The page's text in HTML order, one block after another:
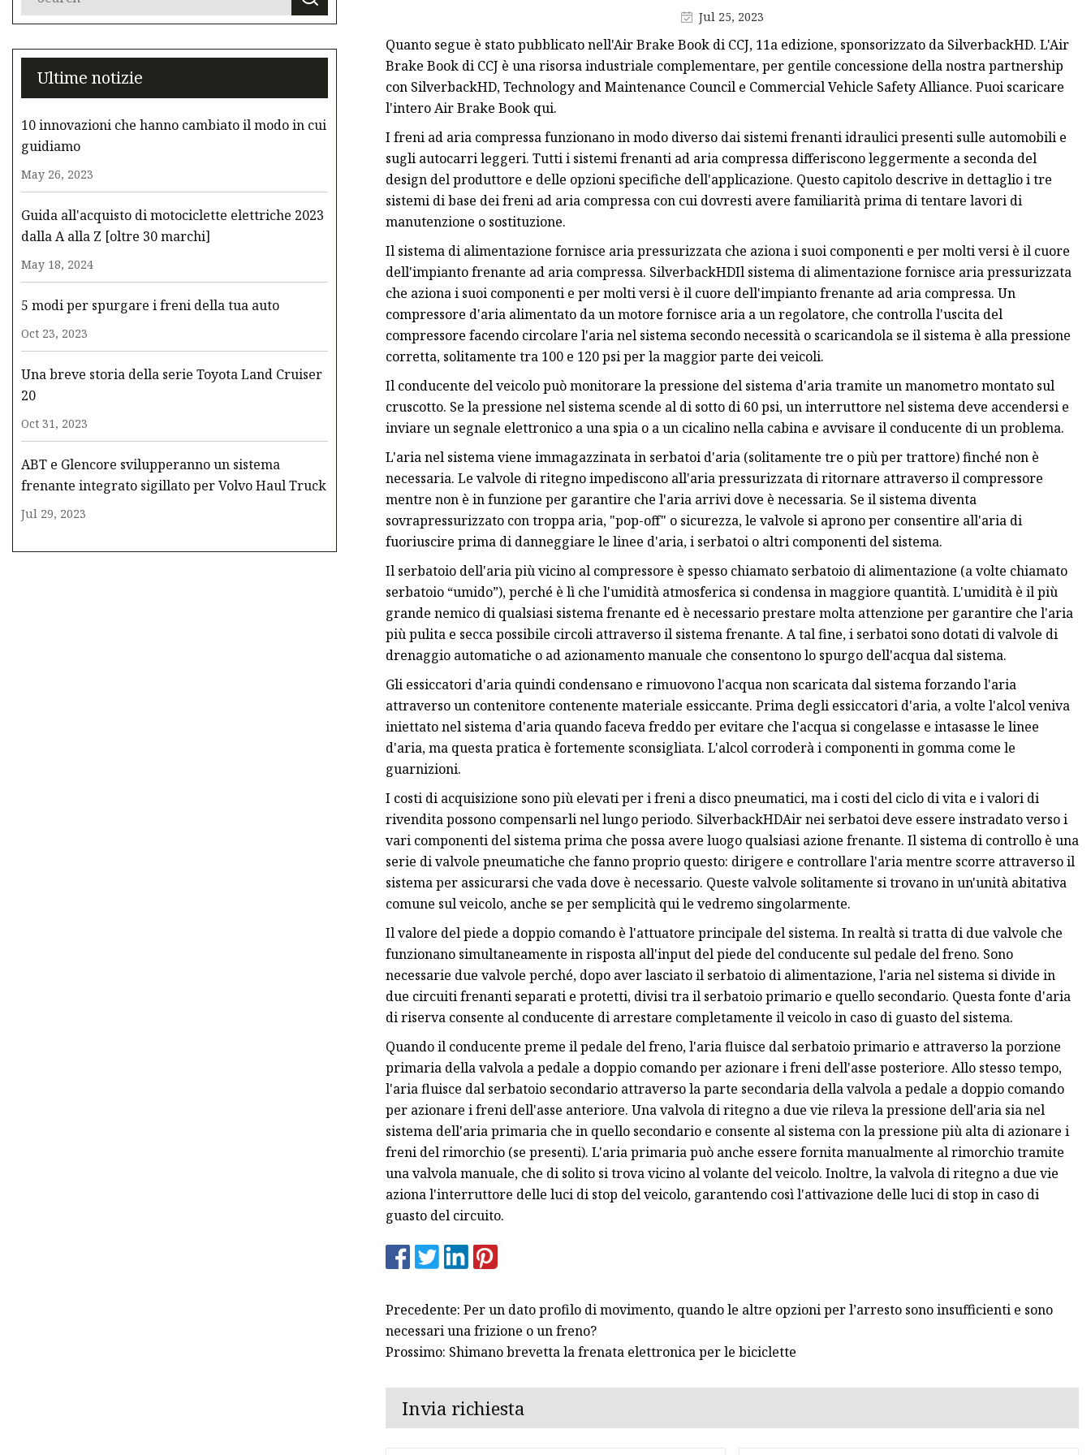
Propulsore elettroidraulico
Freni a tamburo pneumatici
Freni a tamburo azionati a pedale
Ultime notizie
10 innovazioni che hanno cambiato il modo in cui
guidiamo
May 26, 2023
Guida all'acquisto di motociclette elettriche 2023
dalla A alla Z [oltre 30 marchi]
May 18, 2024
5 modi per spurgare i freni della tua auto
Oct 23, 2023
Una breve storia della serie Toyota Land Cruiser
20
Oct 31, 2023
ABT e Glencore svilupperanno un sistema
frenante integrato sigillato per Volvo Haul Truck
Jul 29, 2023
Jul 25, 2023
Quanto segue è stato pubblicato nell'Air Brake Book di CCJ, 11a edizione, sponsorizzato da SilverbackHD. L'Air
Brake Book di CCJ è una risorsa industriale complementare, per gentile concessione della nostra partnership
con SilverbackHD, Technology and Maintenance Council e Commercial Vehicle Safety Alliance. Puoi scaricare
l'intero Air Brake Book qui.
I freni ad aria compressa funzionano in modo diverso dai sistemi frenanti idraulici presenti sulle automobili e
sugli autocarri leggeri. Tutti i sistemi frenanti ad aria compressa differiscono leggermente a seconda del
design del produttore e delle opzioni specifiche dell'applicazione. Questo capitolo descrive in dettaglio i tre
sistemi di base dei freni ad aria compressa con cui dovresti avere familiarità prima di tentare lavori di
manutenzione o sostituzione.
Il sistema di alimentazione fornisce aria pressurizzata che aziona i suoi componenti e per molti versi è il cuore
dell'impianto frenante ad aria compressa. SilverbackHDIl sistema di alimentazione fornisce aria pressurizzata
che aziona i suoi componenti e per molti versi è il cuore dell'impianto frenante ad aria compressa. Un
compressore d'aria alimentato da un motore fornisce aria a un regolatore, che controlla l'uscita del
compressore facendo circolare l'aria nel sistema secondo necessità o scaricandola se il sistema è alla pressione
corretta, solitamente tra 100 e 120 psi per la maggior parte dei veicoli.
Il conducente del veicolo può monitorare la pressione del sistema d'aria tramite un manometro montato sul
cruscotto. Se la pressione nel sistema scende al di sotto di 60 psi, un interruttore nel sistema deve accendersi e
inviare un segnale elettronico a una spia o a un cicalino nella cabina e avvisare il conducente di un problema.
L'aria nel sistema viene immagazzinata in serbatoi d'aria (solitamente tre o più per trattore) finché non è
necessaria. Le valvole di ritegno impediscono all'aria pressurizzata di ritornare attraverso il compressore
mentre non è in funzione per garantire che l'aria arrivi dove è necessaria. Se il sistema diventa
sovrapressurizzato con troppa aria, "pop-off" o sicurezza, le valvole si aprono per consentire all'aria di
fuoriuscire prima di danneggiare le linee d'aria, i serbatoi o altri componenti del sistema.
Il serbatoio dell'aria più vicino al compressore è spesso chiamato serbatoio di alimentazione (a volte chiamato
serbatoio “umido”), perché è lì che l'umidità atmosferica si condensa in maggiore quantità. L'umidità è il più
grande nemico di qualsiasi sistema frenante ed è necessario prestare molta attenzione per garantire che l'aria
più pulita e secca possibile circoli attraverso il sistema frenante. A tal fine, i serbatoi sono dotati di valvole di
drenaggio automatiche o ad azionamento manuale che consentono lo spurgo dell'acqua dal sistema.
Gli essiccatori d'aria quindi condensano e rimuovono l'acqua non scaricata dal sistema forzando l'aria
attraverso un contenitore contenente materiale essiccante. Prima degli essiccatori d'aria, a volte l'alcol veniva
iniettato nel sistema d'aria quando faceva freddo per evitare che l'acqua si congelasse e intasasse le linee
d'aria, ma questa pratica è fortemente sconsigliata. L'alcol corroderà i componenti in gomma come le
guarnizioni.
I costi di acquisizione sono più elevati per i freni a disco pneumatici, ma i costi del ciclo di vita e i valori di
rivendita possono compensarli nel lungo periodo. SilverbackHDAir nei serbatoi deve essere instradato verso i
vari componenti del sistema prima che possa avere luogo qualsiasi azione frenante. Il sistema di controllo è una
serie di valvole pneumatiche che fanno proprio questo: dirigere e controllare l'aria mentre scorre attraverso il
sistema per assicurarsi che vada dove è necessario. Queste valvole solitamente si trovano in un'unità abitativa
comune sul veicolo, anche se per semplicità qui le vedremo singolarmente.
Il valore del piede a doppio comando è l'attuatore principale del sistema. In realtà si tratta di due valvole che
funzionano simultaneamente in risposta all'input del piede del conducente sul pedale del freno. Sono
necessarie due valvole perché, dopo aver lasciato il serbatoio di alimentazione, l'aria nel sistema si divide in
due circuiti frenanti separati e protetti, divisi tra il serbatoio primario e quello secondario. Questa fonte d'aria
di riserva consente al conducente di arrestare completamente il veicolo in caso di guasto del sistema.
Quando il conducente preme il pedale del freno, l'aria fluisce dal serbatoio primario e attraverso la porzione
primaria della valvola a pedale a doppio comando per azionare i freni dell'asse posteriore. Allo stesso tempo,
l'aria fluisce dal serbatoio secondario attraverso la parte secondaria della valvola a pedale a doppio comando
per azionare i freni dell'asse anteriore. Una valvola di ritegno a due vie rileva la pressione dell'aria sia nel
sistema dell'aria primaria che in quello secondario e consente al sistema con la pressione più alta di azionare i
freni del rimorchio (se presenti). L'aria primaria può anche essere fornita manualmente al rimorchio tramite
una valvola manuale, che di solito si trova vicino al volante del veicolo. Inoltre, la valvola di ritegno a due vie
aziona l'interruttore delle luci di stop del veicolo, garantendo così l'attivazione delle luci di stop in caso di
guasto del circuito.
Precedente: Per un dato profilo di movimento, quando le altre opzioni per l’arresto sono insufficienti e sono
necessari una frizione o un freno?
Prossimo: Shimano brevetta la frenata elettronica per le biciclette
Invia richiesta